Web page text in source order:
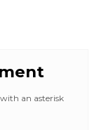
an asterisk